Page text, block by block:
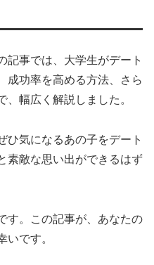
記事では、大学生がデート
成功率を高める方法、さら
幅広く解説しました。
ひ気になるあの子をデート
素敵な思い出ができるはず
す。この記事が、あなたの
いです。